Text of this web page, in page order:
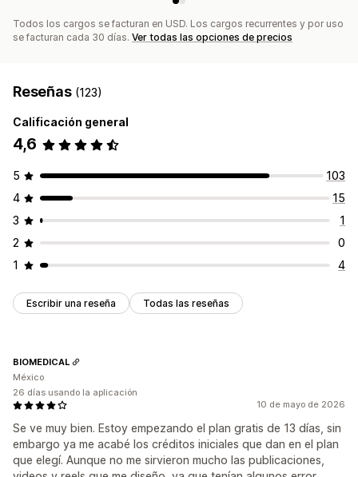
Todos los cargos se facturan en USD. Los cargos recurrentes y por uso
se facturan cada 30 días. Ver todas las opciones de precios
Reseñas (123)
Calificación general
4,6
5
103
4
15
3
1
2
0
1
4
Escribir una reseña Todas las reseñas
10 de mayo de 2026
Se ve muy bien. Estoy empezando el plan gratis de 13 días, sin
embargo ya me acabé los créditos iniciales que dan en el plan
que elegí. Aunque no me sirvieron mucho las publicaciones,
BIOMEDICAL
México
26 días usando la aplicación